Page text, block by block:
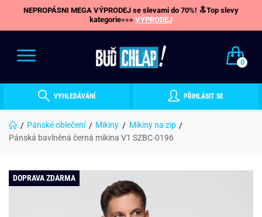
NEPROPÁSNI MEGA VÝPRODEJ se slevami do 70%! 🔝Top slevy
kategorie»»» VÝPRODEJ
0
VYHLEDÁVÁNÍ PŘIHLÁSIT SE
Pánské oblečení Mikiny
Mikiny na zip
Pánská bavlněná černá mikina V1 SZBC-0196
DOPRAVA ZDARMA